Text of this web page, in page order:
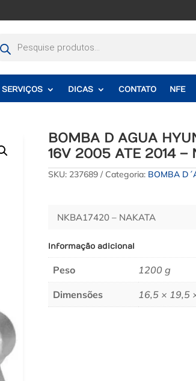
SERVIÇOS DICAS CONTATO NFE
BOMBA D AGUA
16V 2005 ATE 2014 –
SKU: 237689 Categoria: BOMBA
NKBA17420 – NAKATA
Informação adicional
Peso 1200 g
Dimensões 16,5 × 19,5